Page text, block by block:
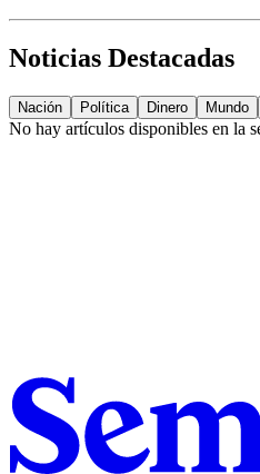
Noticias Destacadas
Nación Política Dinero Mundo
No hay artículos disponibles en la